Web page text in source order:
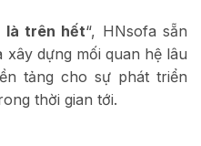
là trên hết“, HNsofa sẵn
xây dựng mối quan hệ lâu
tảng cho sự phát triển
thời gian tới.